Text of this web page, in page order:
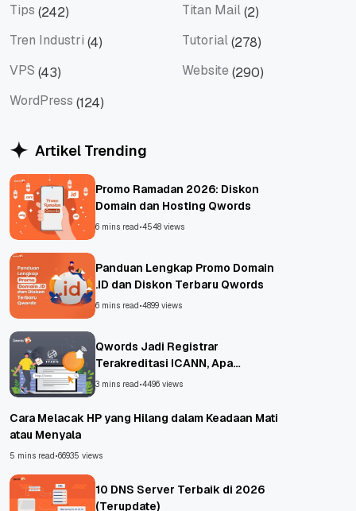
Tips (242) Titan Mail(2)
Tren Industri (4) Tutorial(278)
VPS (43) Website (290)
WordPress (124)
Artikel Trending
Promo Ramadan 2026: Diskon
Domain dan Hosting Qwords
6 mins read•4548 views
Panduan Lengkap Promo Domain
.ID dan Diskon Terbaru Qwords
6 mins read•4899 views
Qwords Jadi Registrar
Terakreditasi ICANN, Apa
Untungnya?
3 mins read•4496 views
Cara Melacak HP yang Hilang dalam Keadaan Mati
atau Menyala
5 mins read•66935 views
10 DNS Server Terbaik di 2026
(Terupdate)